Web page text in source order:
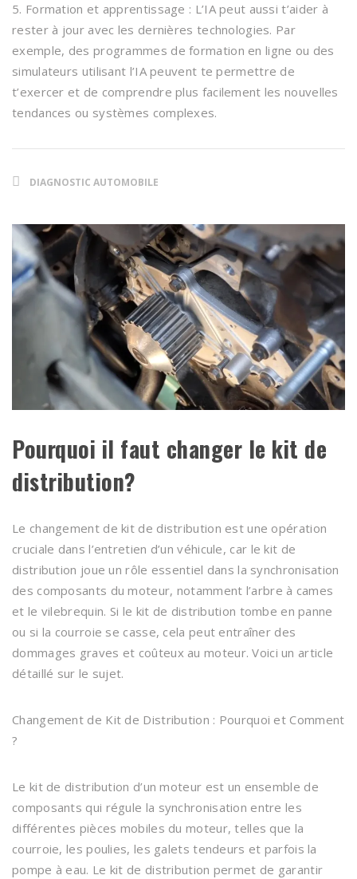
5. Formation et apprentissage : L’IA peut aussi t’aider à
rester à jour avec les dernières technologies. Par
exemple, des programmes de formation en ligne ou des
simulateurs utilisant l’IA peuvent te permettre de
t’exercer et de comprendre plus facilement les nouvelles
tendances ou systèmes complexes.
DIAGNOSTIC AUTOMOBILE
Pourquoi il faut changer le kit de
distribution?
Le changement de kit de distribution est une opération
cruciale dans l’entretien d’un véhicule, car le kit de
distribution joue un rôle essentiel dans la synchronisation
des composants du moteur, notamment l’arbre à cames
et le vilebrequin. Si le kit de distribution tombe en panne
ou si la courroie se casse, cela peut entraîner des
dommages graves et coûteux au moteur. Voici un article
détaillé sur le sujet.
Changement de Kit de Distribution : Pourquoi et Comment
?
Le kit de distribution d’un moteur est un ensemble de
composants qui régule la synchronisation entre les
différentes pièces mobiles du moteur, telles que la
courroie, les poulies, les galets tendeurs et parfois la
pompe à eau. Le kit de distribution permet de garantir